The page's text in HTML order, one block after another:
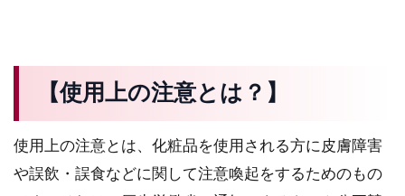
【使用上の注意とは？】
使用上の注意とは、化粧品を使用される方に皮膚障害
や誤飲・誤食などに関して注意喚起をするためのもの